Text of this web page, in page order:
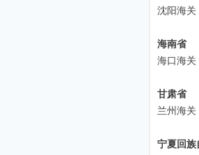
沈阳海关
海南省
海口海关
甘肃省
兰州海关
宁夏回族